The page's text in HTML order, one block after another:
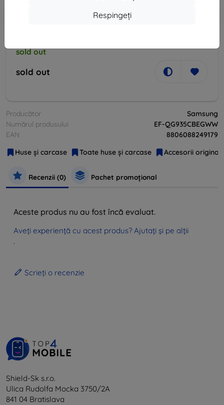
Respingeți
Reducere cu cuponEXTRA10
sold out
sold out
Producător
Samsung
Numărul produsului
EF-QG935CBEGWW
EAN
8806088249179
Huse și carcase
Toate huse și carcase Accesorii
Recenzii (0) Pachet promoțional
Aceste produs nu au fost încă evaluat.
Aveți experiență cu acest produs? Ajutați și pe alții
.
Scrieți o recenzie
Shield-Sk s.r.o.
Ulica Rudolfa Mocka 3750/2A
841 04 Bratislava